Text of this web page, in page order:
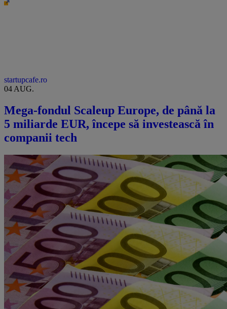
startupcafe.ro
04 AUG.
Mega-fondul Scaleup Europe, de până la
5 miliarde EUR, începe să investească în
companii tech